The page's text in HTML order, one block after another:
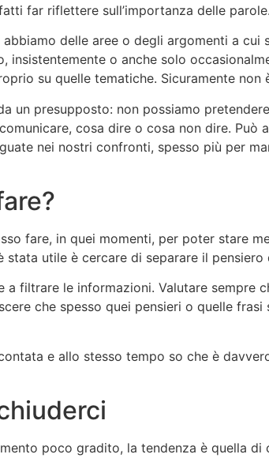
far riflettere sull’importanza delle parole.
delle aree o degli argomenti a cui
insistentemente o anche solo
su quelle tematiche. Sicuramente non
un presupposto: non possiamo
cosa dire o cosa non dire. Può
nei nostri confronti, spesso più per
fare, in quei momenti, per poter stare
stata utile è cercare di separare il
a filtrare le informazioni. Valutare sempre
che spesso quei pensieri o quelle
e allo stesso tempo so che è
poco gradito, la tendenza è quella di